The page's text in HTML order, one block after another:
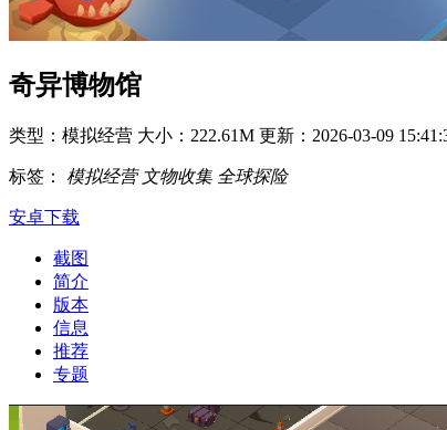
奇异博物馆
类型：模拟经营 大小：222.61M 更新：2026-03-09
标签： 模拟经营 文物收集 全球探险
安卓下载
截图
简介
版本
信息
推荐
专题